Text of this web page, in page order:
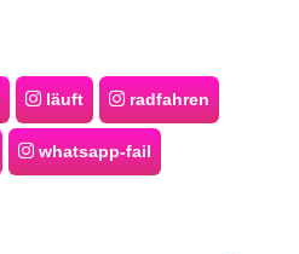
läuft radfahren
whatsapp-fail